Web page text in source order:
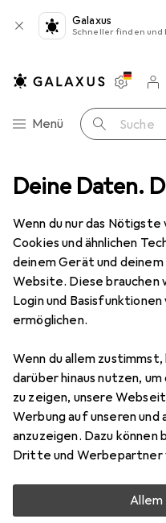
Deine Daten.
Wenn du nur das
Cookies und ähnlichen
deinem Gerät und
Website. Diese brauchen
Login und
ermöglichen.
Wenn du allem
darüber hinaus nutzen,
zu zeigen, unsere
Werbung auf unseren
anzuzeigen. Dazu
Dritte und
Allem
Galaxus
Schneller finden und
Navigation nach Kategorien
Menü Suche
Merklisten
Warenkorb
Wandern
Miniland
EUR
18,60
12
Bewertungen
Nur 3 Stück an Lager
Lieferort angeben für